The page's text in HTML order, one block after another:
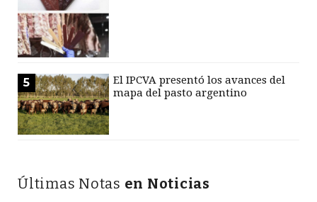
5
El IPCVA presentó los avances del
mapa del pasto argentino
Últimas Notas en Noticias